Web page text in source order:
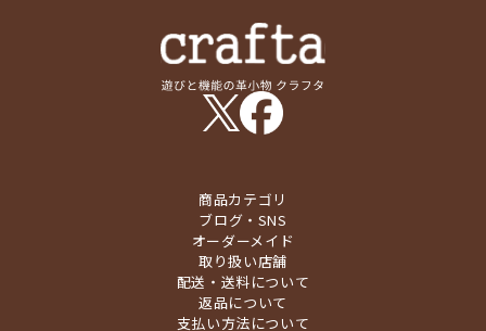
商品カテゴリ
ブログ・SNS
オーダーメイド
取り扱い店舗
配送・送料について
返品について
支払い方法について